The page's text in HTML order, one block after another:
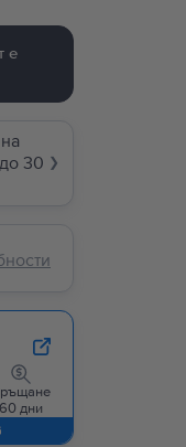
е
30 ❯
60 дни